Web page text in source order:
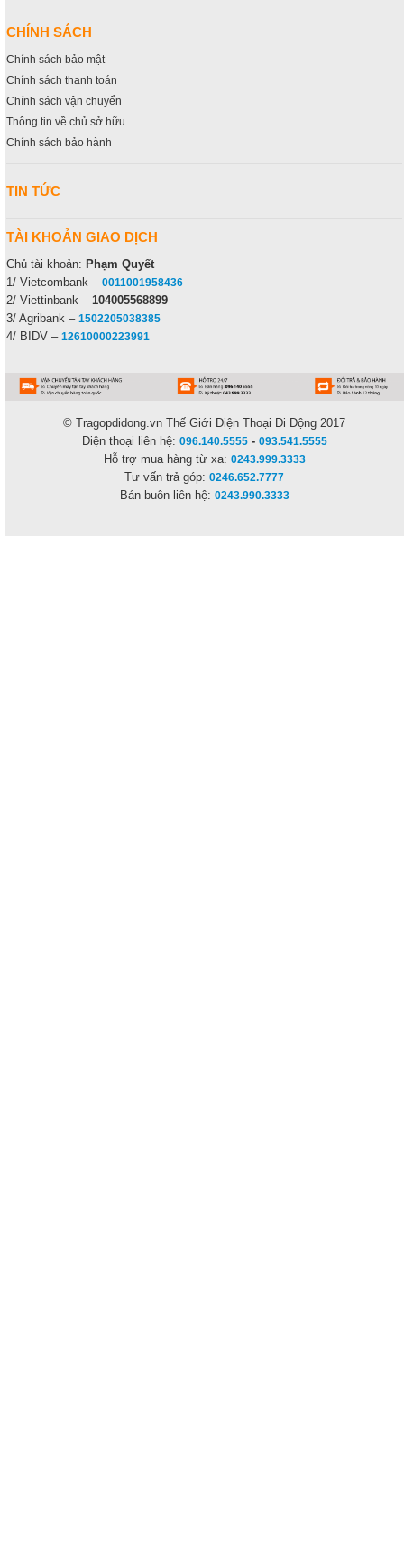
CHÍNH SÁCH
Chính sách bảo mật
Chính sách thanh toán
Chính sách vận chuyển
Thông tin về chủ sở hữu
Chính sách bảo hành
TIN TỨC
TÀI KHOẢN GIAO DỊCH
Chủ tài khoản: Phạm Quyết
1/ Vietcombank –0011001958436
2/ Viettinbank – 104005568899
3/ Agribank –1502205038385
4/ BIDV –12610000223991
© Tragopdidong.vnThế Giới Điện Thoại Di Động 2017
Điện thoại liên hệ: 096.140.5555- 093.541.5555
Hỗ trợ mua hàng từ xa: 0243.999.3333
Tư vấn trả góp:0246.652.7777
Bán buôn liên hệ: 0243.990.3333